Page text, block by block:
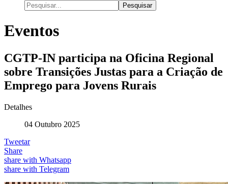
Pesquisar
Eventos
CGTP-IN participa na Oficina Regional
sobre Transições Justas para a Criação de
Emprego para Jovens Rurais
Detalhes
04 Outubro 2025
Tweetar
Share
share with Whatsapp
share with Telegram